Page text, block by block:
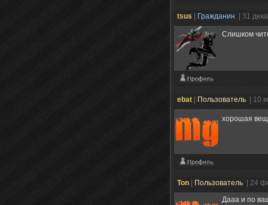
tsus Гражданин | 31
Слишком
ebat Пользователь | 10
хорошая
Ton Пользователь
| 24
Дааа и по